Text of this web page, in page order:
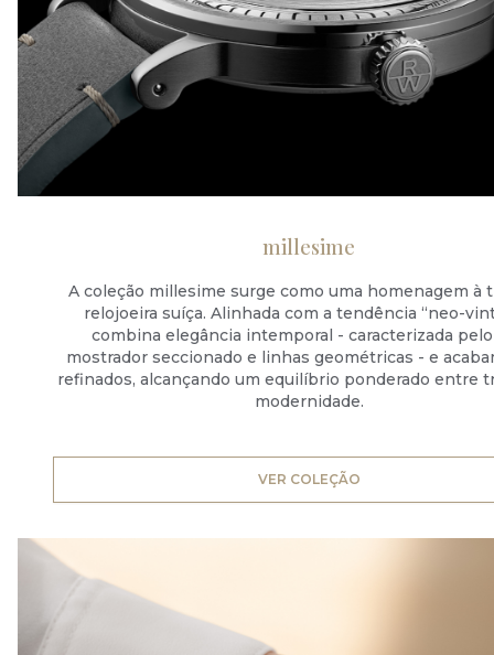
millesime
A coleção millesime surge como uma homenagem à
relojoeira suíça. Alinhada com a tendência “neo-
combina elegância intemporal - caracterizada
mostrador seccionado e linhas geométricas - e
refinados, alcançando um equilíbrio ponderado entre
modernidade.
VER COLEÇÃO